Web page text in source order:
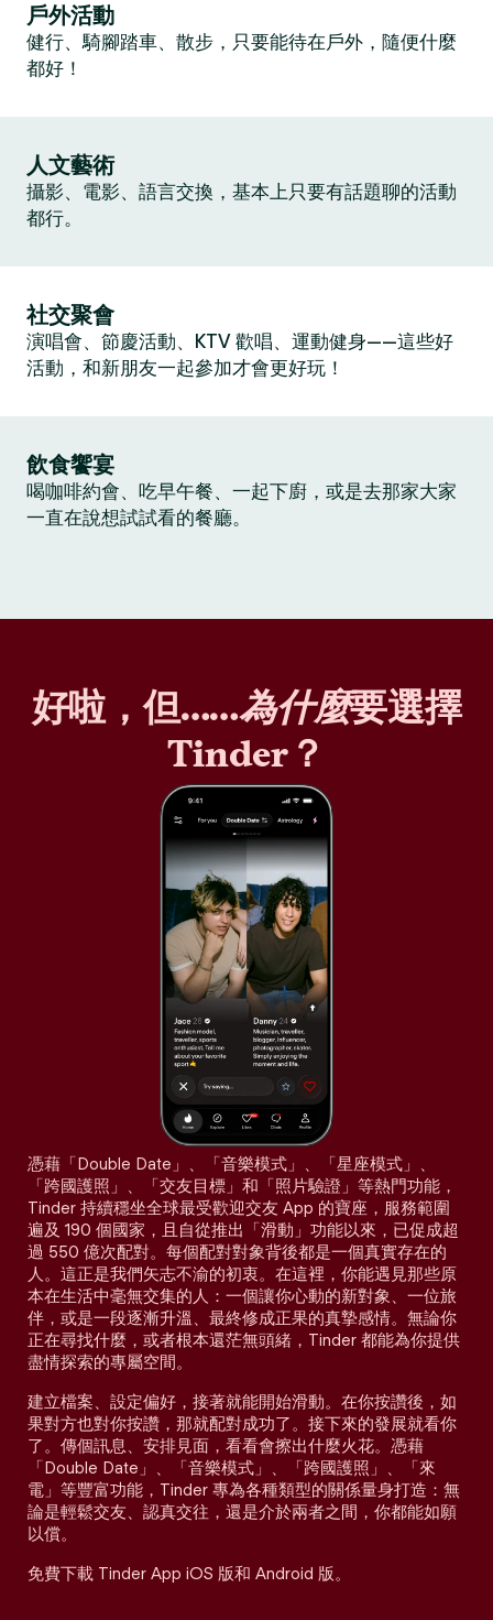
戶外活動
健行、騎腳踏車、散步，只要能待在戶外，隨便什麼
都好！
人文藝術
攝影、電影、語言交換，基本上只要有話題聊的活動
都行。
社交聚會
演唱會、節慶活動、KTV 歡唱、運動健身——這些好
活動，和新朋友一起參加才會更好玩！
飲食饗宴
喝咖啡約會、吃早午餐、一起下廚，或是去那家大家
一直在說想試試看的餐廳。
好啦，但……為什麼要選擇
Tinder？
憑藉「Double Date」、「音樂模式」、「星座模式」、
「跨國護照」、「交友目標」和「照片驗證」等熱門功能，
Tinder 持續穩坐全球最受歡迎交友 App 的寶座，服務範圍
遍及 190 個國家，且自從推出「滑動」功能以來，已促成超
過 550 億次配對。每個配對對象背後都是一個真實存在的
人。這正是我們矢志不渝的初衷。在這裡，你能遇見那些原
本在生活中毫無交集的人：一個讓你心動的新對象、一位旅
伴，或是一段逐漸升溫、最終修成正果的真摯感情。無論你
正在尋找什麼，或者根本還茫無頭緒，Tinder 都能為你提供
盡情探索的專屬空間。
建立檔案、設定偏好，接著就能開始滑動。在你按讚後，如
果對方也對你按讚，那就配對成功了。接下來的發展就看你
了。傳個訊息、安排見面，看看會擦出什麼火花。憑藉
「Double Date」、「音樂模式」、「跨國護照」、「來
電」等豐富功能，Tinder 專為各種類型的關係量身打造：無
論是輕鬆交友、認真交往，還是介於兩者之間，你都能如願
以償。
免費下載 Tinder App iOS 版和 Android 版。